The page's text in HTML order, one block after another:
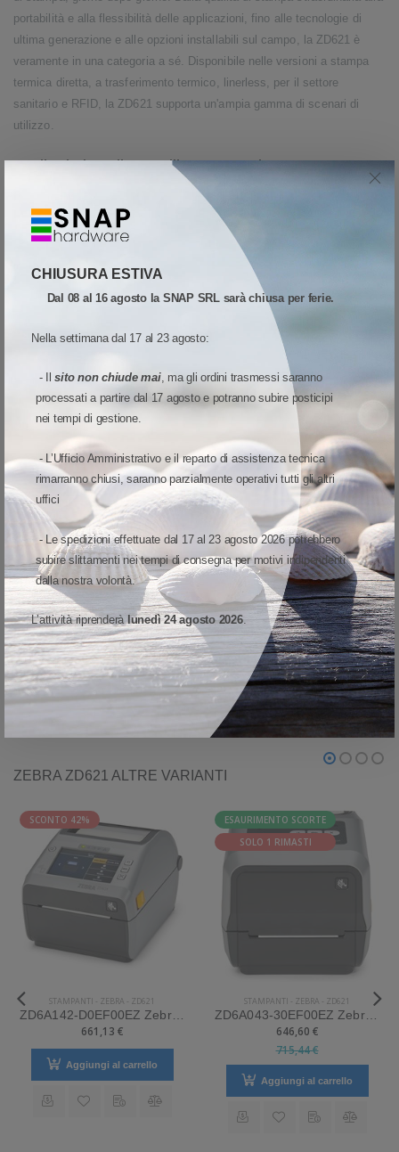
CHIUSURA ESTIVA
Dal 08 al 16 agosto la SNAP SRL sarà chiusa per ferie.
Nella settimana dal 17 al 23 agosto:
- Ilsito non chiude mai, ma gli ordini trasmessi saranno
processati a partire dal 17 agosto e potranno subire posticipi
nei tempi di gestione.
- L’Ufficio Amministrativo e il reparto di assistenza tecnica
rimarranno chiusi, saranno parzialmente operativi tutti gli altri
uffici
- Le spedizioni effettuate dal 17 al 23 agosto 2026 potrebbero
subire slittamenti nei tempi di consegna per motivi indipendenti
dalla nostra volontà.
L’attività riprenderàlunedì 24 agosto 2026.
portabilità e alla flessibilità delle applicazioni, fino alle tecnologie di
ultima generazione e alle opzioni installabili sul campo, la ZD621 è
veramente in una categoria a sé. Disponibile nelle versioni a stampa
termica diretta, a trasferimento termico, linerless, per il settore
sanitario e RFID, la ZD621 supporta un'ampia gamma di scenari di
utilizzo.
Facile da installare, utilizzare, gestire e proteggere
Supportata dall’innovativa suite software Print DNA
ZD621 è incredibilmente facile da usare. Potete installarla in poco
tempo in qualsiasi ambiente grazie agli strumenti di configurazione, le
procedure guidate e le funzionalità di emulazione. L'intuitiva interfaccia
utente, estremamente facile da usare, richiede una formazione
veramente minima e permette di controllare lo stato a colpo d'occhio
grazie alle cinque icone LED. Sfruttate le funzionalità avanzate di
gestione remota per alleviare il carico di lavoro del personale IT. Inoltre,
la sicurezza integrata aggiunge alla vostra infrastruttura un ulteriore
livello di difesa dagli attacchi informatici.
Le stampanti serie GX di Zebra sono note per la qualità e le
prestazioni. Quando sceglierete la vostra prossima stampante, potrete
contare sul fatto che la ZD621 di ultima generazione include tutto
quello che avete sempre apprezzato in quelle stampanti legacy, e ne
raccoglie il testimone offrendo funzionalità best-in-class per questa
nuova epoca di intelligenza integrata e adattabilità orientata al futuro.
VISUALIZZA MODELLO ED OPZIONI
ZEBRA ZD621 ALTRE VARIANTI
SCONTO 42%
STAMPANTI - ZEBRA - ZD621
ZD6A142-D0EF00EZ Zebra Mod. ZD621. Stampante di etichette.
661,13 €
Aggiungi al carrello
ESAURIMENTO SCORTE
SOLO 1 RIMASTI
STAMPANTI - ZEBRA - ZD621
ZD6A043-30EF00EZ Zebra Mod. ZD621. Stampante di etichette.
646,60 €
715,44 €
Aggiungi al carrello